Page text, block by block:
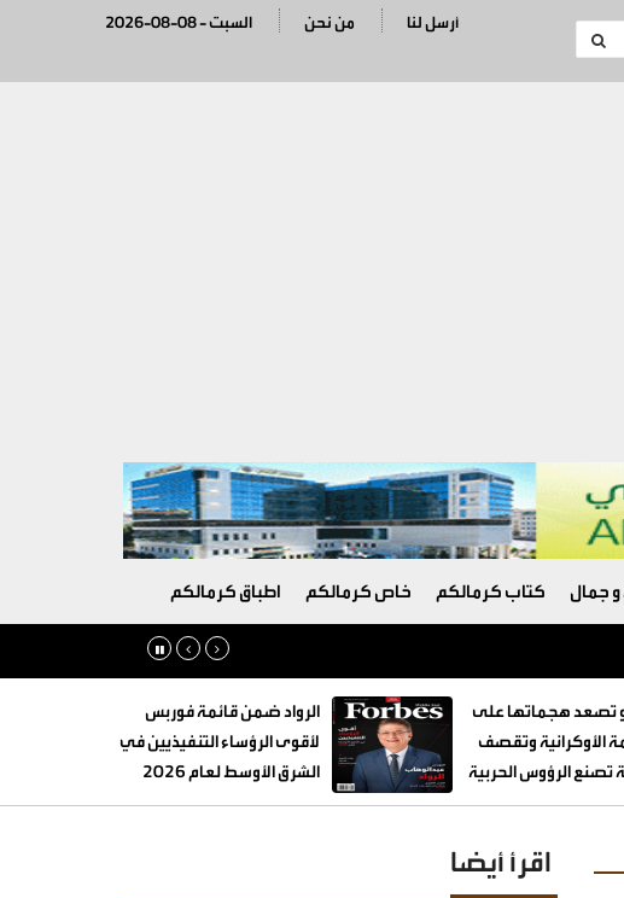
2026-08-08 - السبت من نحن أرسل لنا
جمال كتاب كرمالكم خاص كرمالكم اطباق كرمالكم
تصعد هجماتها على
الأوكرانية وتقصف
الرؤوس الحربية
الرواد ضمن قائمة فوربس
لأقوى الرؤساء التنفيذيين في
الشرق الأوسط لعام 2026
اقرأ أيضا